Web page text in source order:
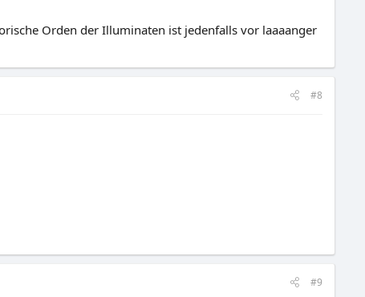
Orden der Illuminaten ist jedenfalls vor laaaanger
#8
#9